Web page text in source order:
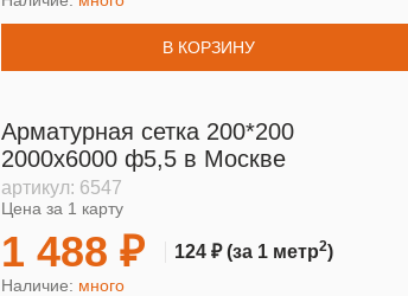
В КОРЗИНУ
Арматурная сетка 200*200
2000х6000 ф5,5 в Москве
артикул: 6547
Цена за 1 карту
1 488 ₽ 124 ₽(за 1 метр2)
Наличие: много